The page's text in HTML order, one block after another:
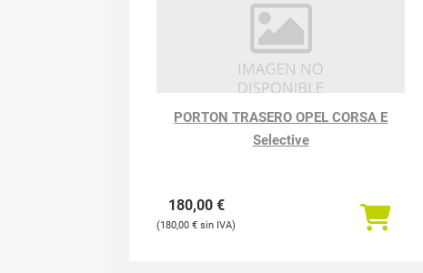
PORTON TRASERO OPEL CORSA E
Selective
180,00 €
180,00 €